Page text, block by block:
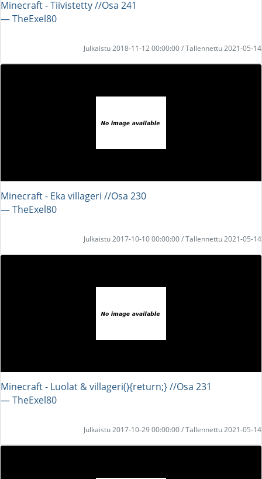
Minecraft - Tiivistetty //Osa 241
― TheExel80
Julkaistu 2018-11-12 00:00:00 / Tallennettu 2021-05-14
Minecraft - Eka villageri //Osa 230
― TheExel80
Julkaistu 2017-10-10 00:00:00 / Tallennettu 2021-05-14
Minecraft - Luolat & villageri(){return;} //Osa 231
― TheExel80
Julkaistu 2017-10-29 00:00:00 / Tallennettu 2021-05-14